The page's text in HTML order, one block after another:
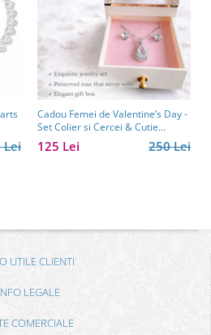
Lei
Cadou Femei de Valentine’s Day -
Set Colier si Cercei & Cutie
Trandafir Borealy
250 Lei
125 Lei
UTILE CLIENTI
LEGALE
COMERCIALE